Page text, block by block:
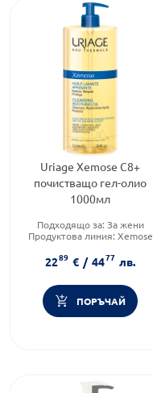
Uriage Xemose C8+
почистващо гел-олио
1000мл
Подходящо за: За жени
Продуктова линия: Xemose
2289 € / 4477 лв.
ПОРЪЧАЙ